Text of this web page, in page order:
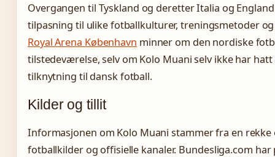
Overgangen til Tyskland og deretter Italia og
tilpasning til ulike fotballkulturer, treningsmetoder og
Royal Arena København minner om den nordiske
tilstedeværelse, selv om Kolo Muani selv ikke har
tilknytning til dansk fotball.
Kilder og tillit
Informasjonen om Kolo Muani stammer fra en rekke
fotballkilder og offisielle kanaler. Bundesliga.com